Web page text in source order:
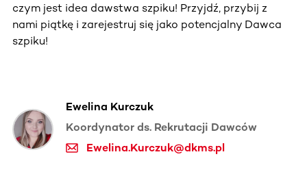
czym jest idea dawstwa szpiku! Przyjdź, przybij z
nami piątkę i zarejestruj się jako potencjalny Dawca
szpiku!
Ewelina Kurczuk
Koordynator ds. Rekrutacji Dawców
Ewelina.Kurczuk@dkms.pl